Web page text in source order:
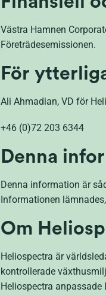
Västra Hamnen
Företrädesemissionen.
För
Ali Ahmadian, VD för
+46 (0)72 203 6344
Denna
Denna information är
Informationen
Om
Heliospectra är
kontrollerade
Heliospectra